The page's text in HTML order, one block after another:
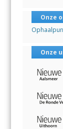
Onze
Onze